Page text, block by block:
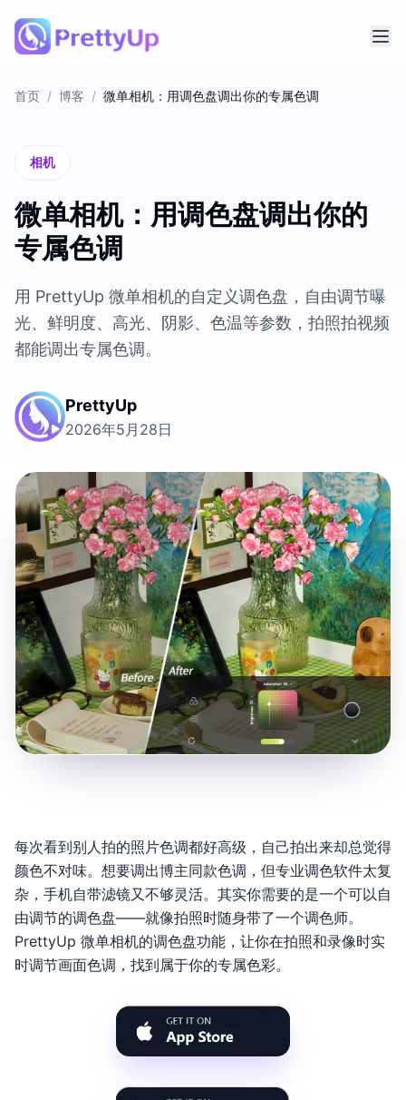
首页 / 博客 / 微单相机：用调色盘调出你的专属色调
相机
微单相机：用调色盘调出你的
专属色调
用 PrettyUp 微单相机的自定义调色盘，自由调节曝
光、鲜明度、高光、阴影、色温等参数，拍照拍视频
都能调出专属色调。
PrettyUp
2026年5月28日
每次看到别人拍的照片色调都好高级，自己拍出来却总觉得
颜色不对味。想要调出博主同款色调，但专业调色软件太复
杂，手机自带滤镜又不够灵活。其实你需要的是一个可以自
由调节的调色盘——就像拍照时随身带了一个调色师。
PrettyUp 微单相机的调色盘功能，让你在拍照和录像时实
时调节画面色调，找到属于你的专属色彩。